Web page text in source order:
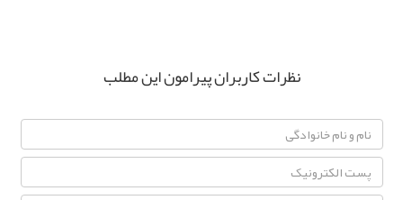
نظرات کاربران پیرامون این مطلب